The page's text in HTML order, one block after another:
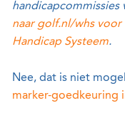
handicapcommissies
naar golf.nl/whs
Handicap Systeem.
Nee, dat is niet
marker-goedkeuring